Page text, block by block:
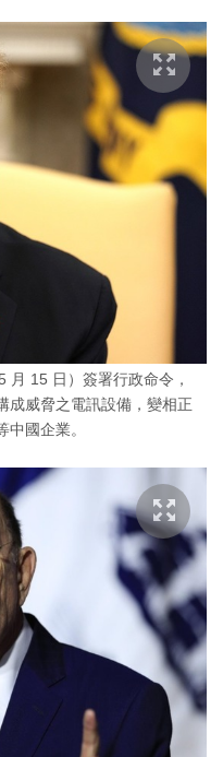
月 15 日）簽署行政命令，
成威脅之電訊設備，變相正
中國企業。